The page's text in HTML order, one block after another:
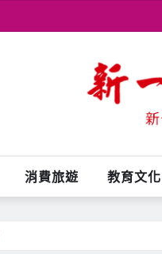
消費旅遊 教育文化